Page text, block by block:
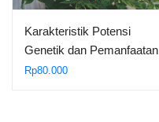
Karakteristik Potensi
Genetik dan Pemanfaatan
Cabai…
Rp80.000